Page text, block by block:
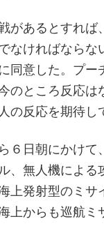
があるとすれ
なければなら
同意した。プー
のところ反応
の反応を期待し
６日朝にかけ
、無人機による
上発射型のミ
上からも巡航